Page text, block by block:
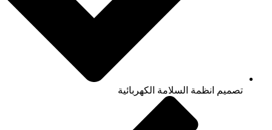
تصميم انظمة السلامة الكهربائية